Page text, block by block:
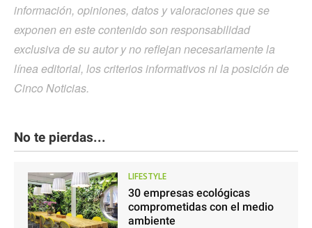
información, opiniones, datos y valoraciones que se
exponen en este contenido son responsabilidad
exclusiva de su autor y no reflejan necesariamente la
línea editorial, los criterios informativos ni la posición de
Cinco Noticias.
No te pierdas...
LIFESTYLE
30 empresas ecológicas
comprometidas con el medio
ambiente